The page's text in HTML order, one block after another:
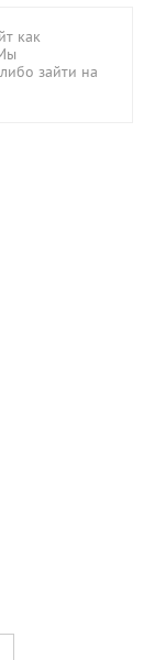
как
либо зайти на